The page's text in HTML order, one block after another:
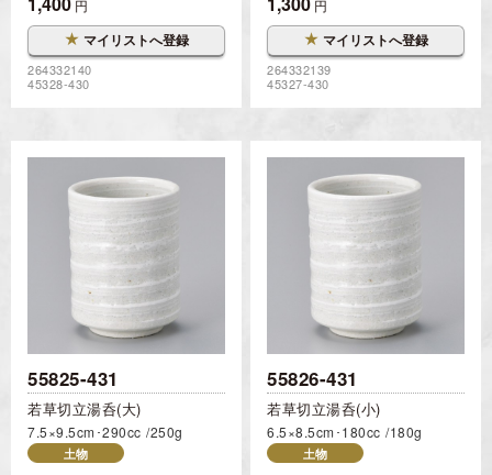
円
★ マイリストへ登録
264332140
45328-430
円
★ マイリストへ登録
264332139
45327-430
55825-431
若草切立湯呑(大)
7.5×9.5cm･290cc 250g
土物
55826-431
若草切立湯呑(小)
6.5×8.5cm･180cc 180g
土物